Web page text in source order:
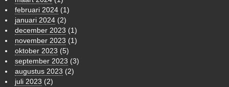
februari 2024 (1)
januari 2024 (2)
december 2023 (1)
november 2023 (1)
oktober 2023 (5)
september 2023 (3)
augustus 2023 (2)
juli 2023 (2)